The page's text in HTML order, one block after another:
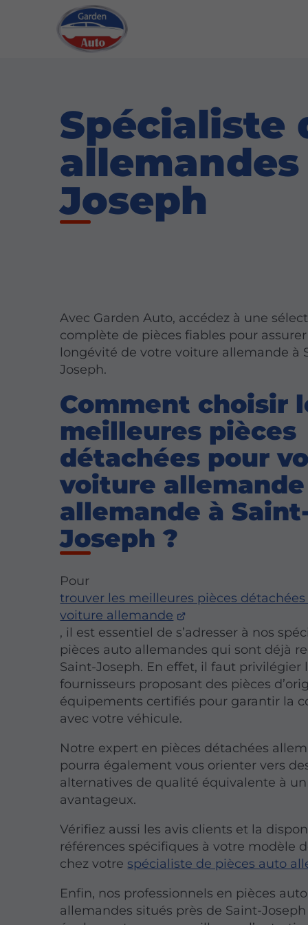
Spécialiste
Joseph
Avec Garden Auto, accédez à une
complète de pièces fiables pour assurer
longévité de votre voiture allemande à
Joseph.
Comment choisir
meilleures pièces
détachées pour
voiture allemande
allemande à
Joseph ?
Pour
trouver les meilleures pièces
voiture allemande
, il est essentiel de s’adresser à nos
pièces auto allemandes qui sont déjà
Saint-Joseph. En effet, il faut privilégier
fournisseurs proposant des pièces
équipements certifiés pour garantir la
avec votre véhicule.
Notre expert en pièces détachées
pourra également vous orienter vers
alternatives de qualité équivalente à
avantageux.
Vérifiez aussi les avis clients et la
références spécifiques à votre modèle
chez votre spécialiste de pièces auto
Enfin, nos professionnels en pièces auto
allemandes situés près de Saint-Joseph